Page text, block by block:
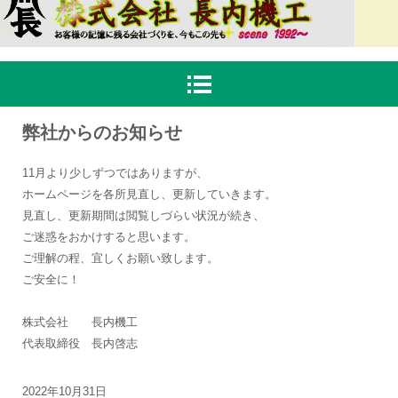
弊社からのお知らせ
11月より少しずつではありますが、
ホームページを各所見直し、更新していきます。
見直し、更新期間は閲覧しづらい状況が続き、
ご迷惑をおかけすると思います。
ご理解の程、宜しくお願い致します。
ご安全に！
株式会社 長内機工
代表取締役 長内啓志
2022年10月31日